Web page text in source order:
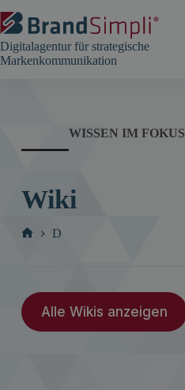
Inhalt
springen
Digitalagentur für strategische
Markenkommunikation
WISSEN IM FOKUS
Wiki
D
Alle Wikis anzeigen